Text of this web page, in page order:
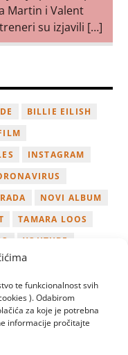
te funkcionalnost svih
). Odabirom
za koje je potrebna
informacije pročitajte
Martin i Valent
su izjavili […]
BILLIE EILISH
INSTAGRAM
NOVI ALBUM
TAMARA LOOS
YOUTUBE